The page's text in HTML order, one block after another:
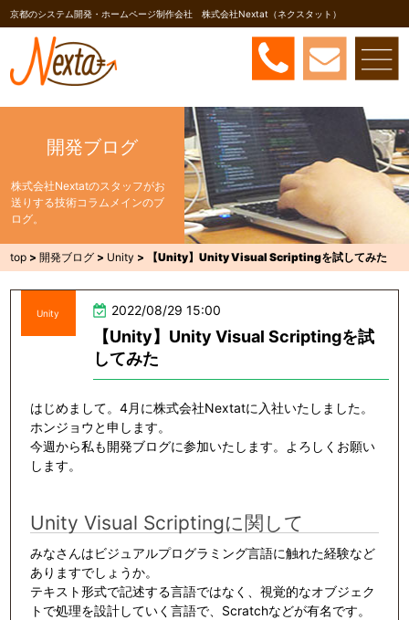
京都のシステム開発・ホームページ制作会社 株式会社Nextat（ネクスタット）
開発ブログ
株式会社Nextatのスタッフがお
送りする技術コラムメインのブ
ログ。
top >開発ブログ > Unity > 【Unity】Unity Visual Scriptingを試してみた
Unity 2022/08/29 15:00
【Unity】Unity Visual Scriptingを試
してみた
はじめまして。4月に株式会社Nextatに入社いたしました。
ホンジョウと申します。
今週から私も開発ブログに参加いたします。よろしくお願い
します。
Unity Visual Scriptingに関して
みなさんはビジュアルプログラミング言語に触れた経験など
ありますでしょうか。
テキスト形式で記述する言語ではなく、視覚的なオブジェク
トで処理を設計していく言語で、Scratchなどが有名です。